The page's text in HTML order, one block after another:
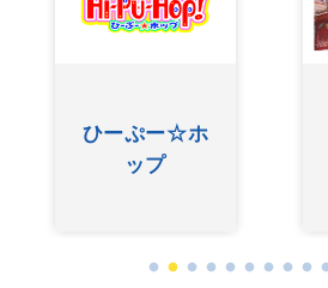
ひーぷー☆ホ
ップ